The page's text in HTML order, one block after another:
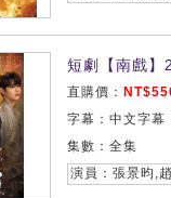
短劇【南戲】
直購價：
字幕：中文字幕
集數：全集
演員：張景昀,